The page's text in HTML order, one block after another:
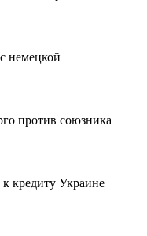
немецкой
против союзника
кредиту Украине